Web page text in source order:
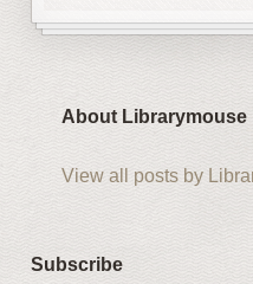
About Librarymouse
View all posts by
Subscribe